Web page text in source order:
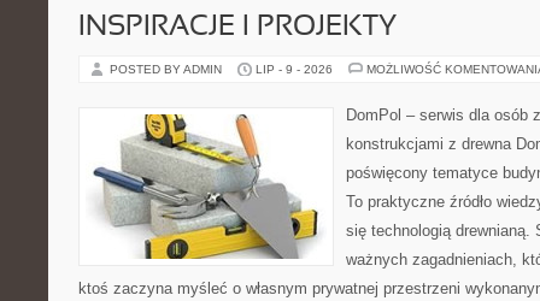
INSPIRACJE I PROJEKTY
POSTED BY ADMIN LIP - 9 - 2026 MOŻLIWOŚĆ
DomPol – serwis dla osób
konstrukcjami z drewna
poświęcony tematyce
To praktyczne źródło
się technologią drewnianą.
ważnych zagadnieniach,
ktoś zaczyna myśleć o własnym prywatnej przestrzeni